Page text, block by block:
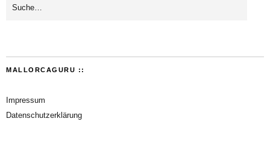
MALLORCAGURU ::
Impressum
Datenschutzerklärung